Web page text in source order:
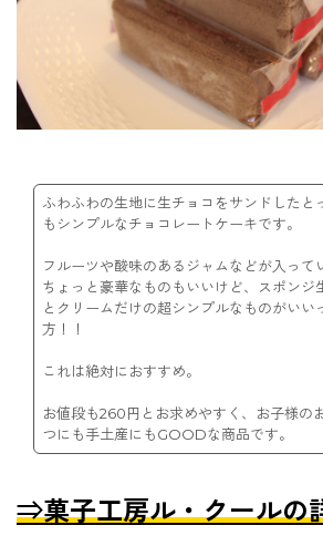
ふわふわの生地に生チョコをサンドしたと
もシンプルなチョコレートケーキです。
フルーツや酸味のあるジャムなどが入って
ちょっと豪華なものもいいけど、スポンジ
とクリームだけの超シンプルなものがいい
方！！
これは絶対におすすめ。
お値段も260円とお求めやすく、お子様の
つにも手土産にもGOODな商品です。
⇒菓子工房ル・クールの